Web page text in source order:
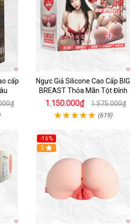
cấp
Ngực Giả Silicone Cao Cấp BIG
BREAST Thỏa Mãn Tột Đỉnh
1.150.000₫ 1.575.000₫
(619)
-16%
Hot
5